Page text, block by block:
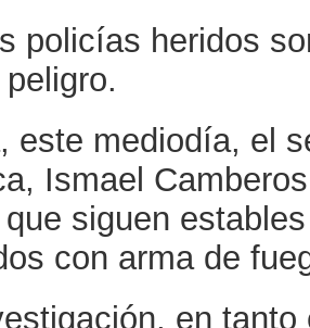
policías heridos
este mediodía, el
Ismael
siguen
con arma de
en tanto